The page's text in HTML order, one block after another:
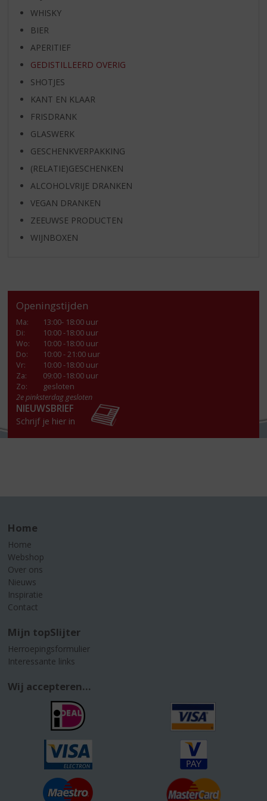
WHISKY
BIER
APERITIEF
GEDISTILLEERD OVERIG
SHOTJES
KANT EN KLAAR
FRISDRANK
GLASWERK
GESCHENKVERPAKKING
(RELATIE)GESCHENKEN
ALCOHOLVRIJE DRANKEN
VEGAN DRANKEN
ZEEUWSE PRODUCTEN
WIJNBOXEN
Openingstijden
Ma:
13:00- 18:00 uur
Di:
10:00 -18:00 uur
Wo:
10:00 -18:00 uur
Do:
10:00 - 21:00 uur
Vr:
10:00 -18:00 uur
Za:
09:00 -18:00 uur
Zo:
gesloten
2e pinksterdag gesloten
NIEUWSBRIEF
Schrijf je hier in
Home
Home
Webshop
Over ons
Nieuws
Inspiratie
Contact
Mijn topSlijter
Herroepingsformulier
Interessante links
Wij accepteren...